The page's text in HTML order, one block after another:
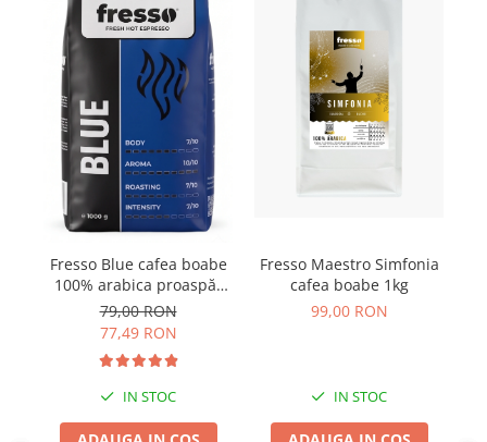
Fresso Blue cafea boabe
100% arabica proaspăt
prăjită vending 1kg
79,00 RON
77,49 RON
IN STOC
Fresso Maestro Simfonia
cafea boabe 1kg
99,00 RON
IN STOC